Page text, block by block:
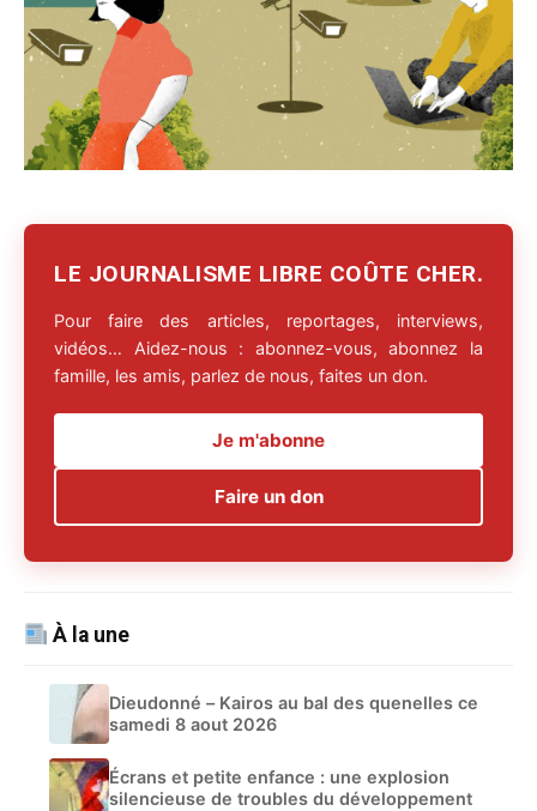
LE JOURNALISME LIBRE COÛTE CHER.
Pour faire des articles, reportages, interviews,
vidéos… Aidez-nous : abonnez-vous, abonnez la
famille, les amis, parlez de nous, faites un don.
Je m'abonne
Faire un don
À la une
Dieudonné – Kairos au bal des quenelles ce
samedi 8 aout 2026
Écrans et petite enfance : une explosion
silencieuse de troubles du développement